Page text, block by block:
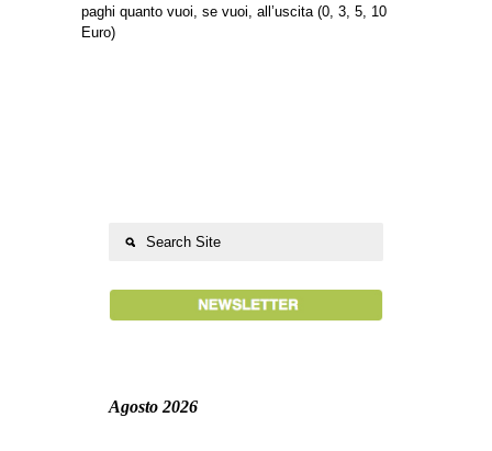
paghi quanto vuoi, se vuoi, all’uscita (0, 3, 5, 10
Euro)
Agosto 2026